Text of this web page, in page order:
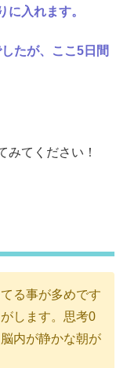
入れます。
たが、ここ5日間
みてください！
る事が多めです
します。思考0
内が静かな朝が